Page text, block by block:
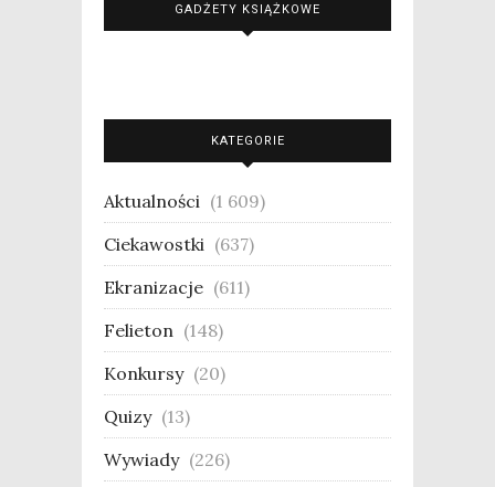
GADŻETY KSIĄŻKOWE
KATEGORIE
Aktualności (1 609)
Ciekawostki (637)
Ekranizacje (611)
Felieton (148)
Konkursy (20)
Quizy (13)
Wywiady (226)